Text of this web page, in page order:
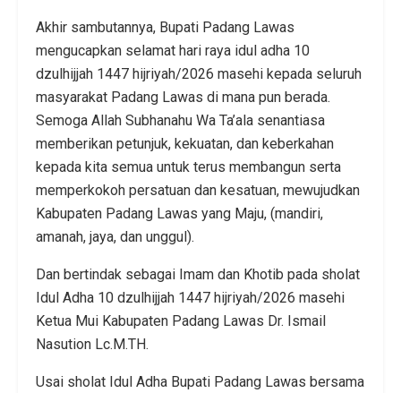
Akhir sambutannya, Bupati Padang Lawas
mengucapkan selamat hari raya idul adha 10
dzulhijjah 1447 hijriyah/2026 masehi kepada seluruh
masyarakat Padang Lawas di mana pun berada.
Semoga Allah Subhanahu Wa Ta’ala senantiasa
memberikan petunjuk, kekuatan, dan keberkahan
kepada kita semua untuk terus membangun serta
memperkokoh persatuan dan kesatuan, mewujudkan
Kabupaten Padang Lawas yang Maju, (mandiri,
amanah, jaya, dan unggul).
Dan bertindak sebagai Imam dan Khotib pada sholat
Idul Adha 10 dzulhijjah 1447 hijriyah/2026 masehi
Ketua Mui Kabupaten Padang Lawas Dr. Ismail
Nasution Lc.M.TH.
Usai sholat Idul Adha Bupati Padang Lawas bersama